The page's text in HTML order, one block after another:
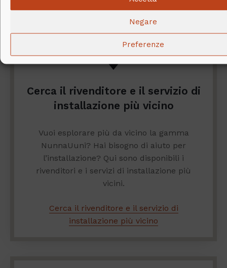
Negare
Preferenze
Cerca il rivenditore e il servizio di
installazione più vicino
Vuoi esplorare più da vicino la gamma
NunnaUuni? Hai bisogno di aiuto per
l’installazione? Qui sono disponibili i
rivenditori e i servizi di installazione più
vicini.
Cerca il rivenditore e il servizio di
installazione più vicino